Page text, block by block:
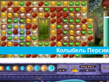
Колыбель Персии